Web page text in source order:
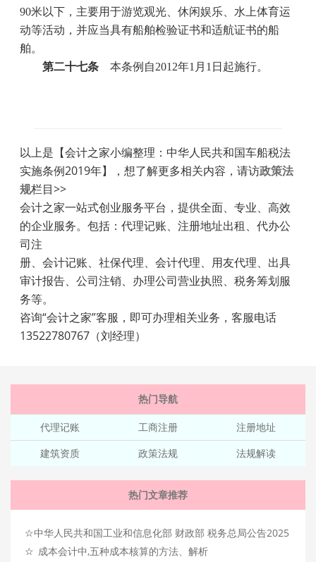
90米以下，主要用于游览观光、休闲娱乐、水上体育运
动等活动，并应当具有船舶检验证书和适航证书的船
舶。
第二十七条 本条例自2012年1 月 1 日起施行。
以上是【会计之家小编整理：中华人民共和国车船税法
实施条例2019年】，想了解更多相关内容，请访政策法
规栏目>>
会计之家一站式创业服务平台，提供全面、专业、高效
的企业服务。包括：代理记账、注册地址出租、代办公
司注
册、会计记账、社保代理、会计代理、用友代理、出具
审计报告、公司注销、办理公司营业执照、税务筹划服
务等。
咨询“会计之家”客服，即可办理相关业务，客服电话
13522780767（刘经理）
热门导航
代理记账 工商注册
注册地址
建筑资质
政策法规 法规解读
热门文章推荐
☆中华人民共和国工业和信息化部 财政部 税务总局公告2025
年第25号关于调整享受车船税优惠的节能 新能源汽车产品
☆ 成本会计中,五种成本核算的方法、解析